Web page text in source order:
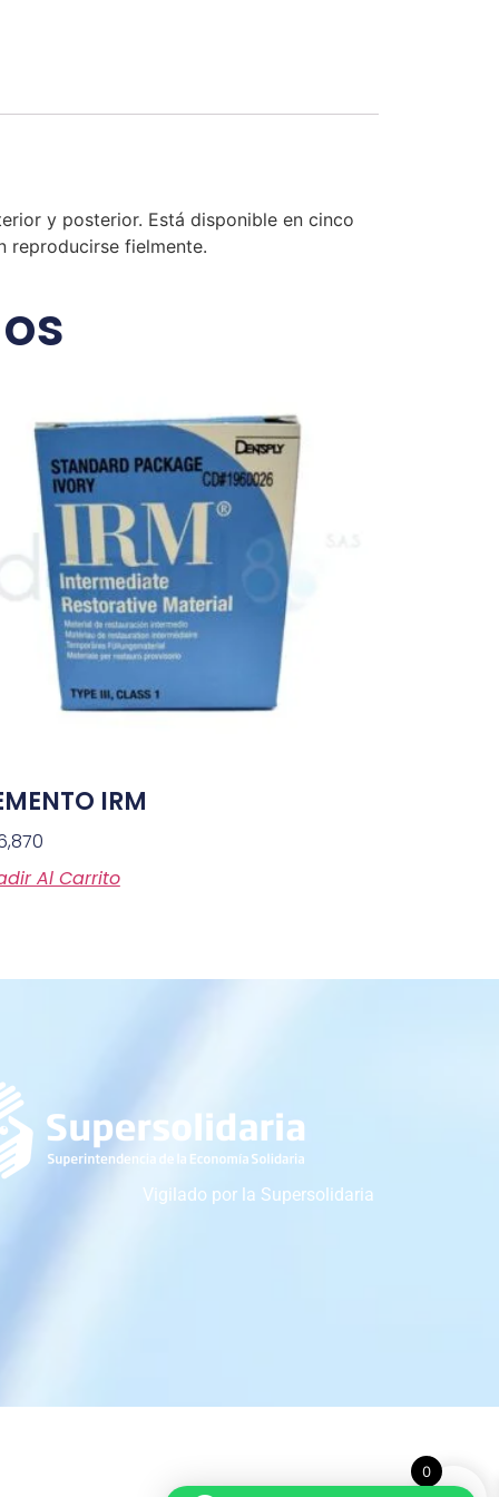
y posterior. Está disponible en cinco
reproducirse fielmente.
IRM
Al Carrito
Vigilado por la Supersolidaria
0